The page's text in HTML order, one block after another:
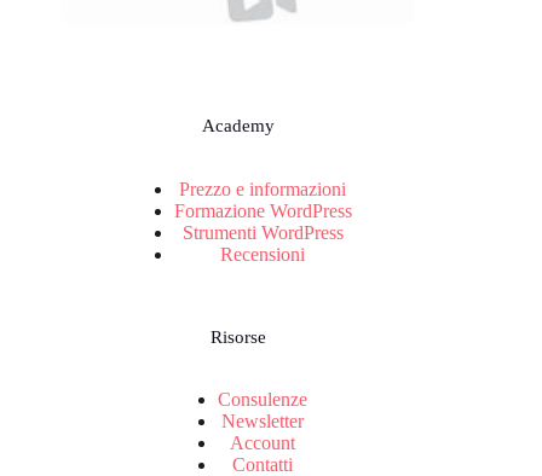
Academy
Prezzo e informazioni
Formazione WordPress
Strumenti WordPress
Recensioni
Risorse
Consulenze
Newsletter
Account
Contatti